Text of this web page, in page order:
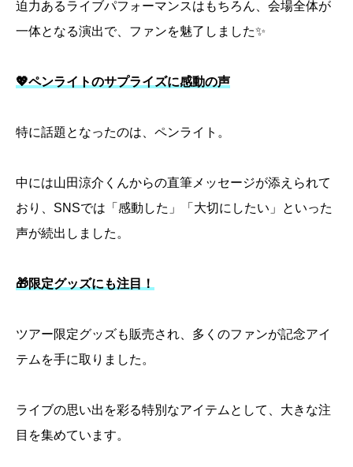
迫力あるライブパフォーマンスはもちろん、会場全体が
一体となる演出で、ファンを魅了しました✨
💖ペンライトのサプライズに感動の声
特に話題となったのは、ペンライト。
中には山田涼介くんからの直筆メッセージが添えられて
おり、SNSでは「感動した」「大切にしたい」といった
声が続出しました。
🎁限定グッズにも注目！
ツアー限定グッズも販売され、多くのファンが記念アイ
テムを手に取りました。
ライブの思い出を彩る特別なアイテムとして、大きな注
目を集めています。